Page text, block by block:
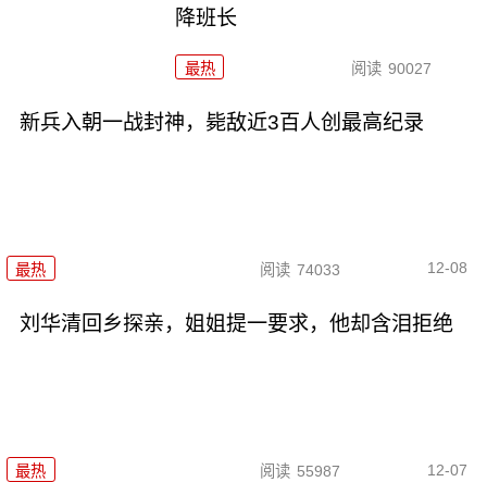
降班长
最热 阅读 90027
新兵入朝一战封神，毙敌近3百人创最高纪录
最热 阅读 74033 12-08
刘华清回乡探亲，姐姐提一要求，他却含泪拒绝
最热 阅读 55987 12-07